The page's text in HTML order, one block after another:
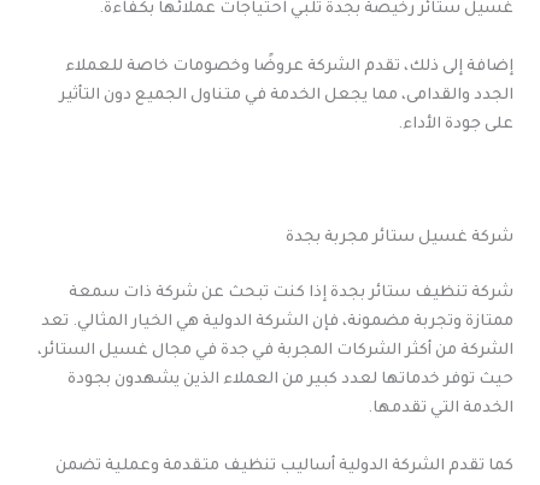
غسيل ستائر رخيصة بجدة تلبي احتياجات عملائها بكفاءة.
إضافة إلى ذلك، تقدم الشركة عروضًا وخصومات خاصة للعملاء
الجدد والقدامى، مما يجعل الخدمة في متناول الجميع دون التأثير
على جودة الأداء.
شركة غسيل ستائر مجربة بجدة
شركة تنظيف ستائر بجدة إذا كنت تبحث عن شركة ذات سمعة
ممتازة وتجربة مضمونة، فإن الشركة الدولية هي الخيار المثالي. تعد
الشركة من أكثر الشركات المجربة في جدة في مجال غسيل الستائر،
حيث توفر خدماتها لعدد كبير من العملاء الذين يشهدون بجودة
الخدمة التي تقدمها.
كما تقدم الشركة الدولية أساليب تنظيف متقدمة وعملية تضمن